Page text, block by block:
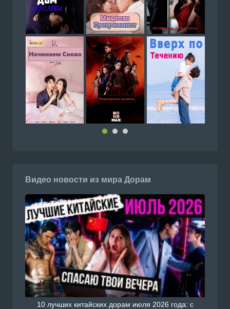
Видео новости из мира Дорам
10 лучших китайских дорам июля 2026 года: с